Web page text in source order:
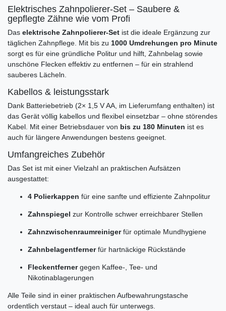
Elektrisches Zahnpolierer-Set – Saubere &
gepflegte Zähne wie vom Profi
Das elektrische Zahnpolierer-Set ist die ideale Ergänzung zur
täglichen Zahnpflege. Mit bis zu 1000 Umdrehungen pro Minute
sorgt es für eine gründliche Politur und hilft, Zahnbelag sowie
unschöne Flecken effektiv zu entfernen – für ein strahlend
sauberes Lächeln.
Kabellos & leistungsstark
Dank Batteriebetrieb (2× 1,5 V AA, im Lieferumfang enthalten) ist
das Gerät völlig kabellos und flexibel einsetzbar – ohne störendes
Kabel. Mit einer Betriebsdauer von bis zu 180 Minuten ist es
auch für längere Anwendungen bestens geeignet.
Umfangreiches Zubehör
Das Set ist mit einer Vielzahl an praktischen Aufsätzen
ausgestattet:
4 Polierkappen für eine sanfte und effiziente Zahnpolitur
Zahnspiegel zur Kontrolle schwer erreichbarer Stellen
Zahnzwischenraumreinigerfür optimale Mundhygiene
Zahnbelagentfernerfür hartnäckige Rückstände
Fleckentfernergegen Kaffee-, Tee- und
Nikotinablagerungen
Alle Teile sind in einer praktischen Aufbewahrungstasche
ordentlich verstaut – ideal auch für unterwegs.